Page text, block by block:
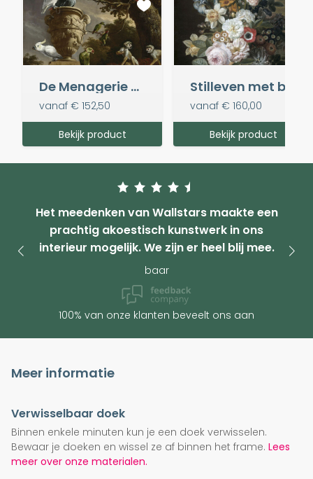
De Menagerie - Melchior d' Hondecoeter
vanaf € 152,50
Bekijk product
vanaf € 160,00
Bekijk product
Het meedenken van Wallstars maakte een
prachtig akoestisch kunstwerk in ons
interieur mogelijk. We zijn er heel blij mee.
baar
100% van onze klanten beveelt ons aan
Meer informatie
Verwisselbaar doek
Binnen enkele minuten kun je een doek verwisselen.
Bewaar je doeken en wissel ze af binnen het frame. Lees
meer over onze materialen.